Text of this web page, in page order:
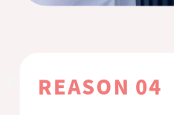
REASON 04